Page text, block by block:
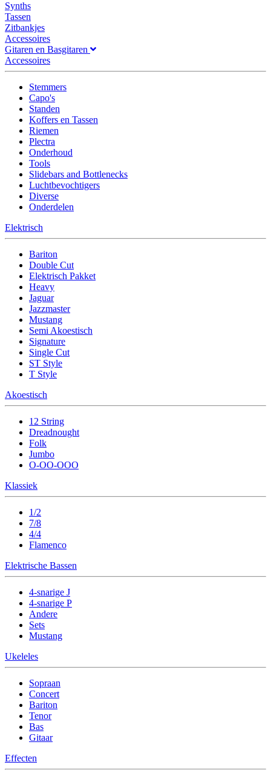
Synths
Tassen
Zitbankjes
Accessoires
Gitaren en Basgitaren
Accessoires
Stemmers
Capo's
Standen
Koffers en Tassen
Riemen
Plectra
Onderhoud
Tools
Slidebars and Bottlenecks
Luchtbevochtigers
Diverse
Onderdelen
Elektrisch
Bariton
Double Cut
Elektrisch Pakket
Heavy
Jaguar
Jazzmaster
Mustang
Semi Akoestisch
Signature
Single Cut
ST Style
T Style
Akoestisch
12 String
Dreadnought
Folk
Jumbo
O-OO-OOO
Klassiek
1/2
7/8
4/4
Flamenco
Elektrische Bassen
4-snarige J
4-snarige P
Andere
Sets
Mustang
Ukeleles
Sopraan
Concert
Bariton
Tenor
Bas
Gitaar
Effecten